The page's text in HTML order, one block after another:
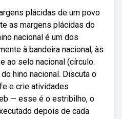
plácidas de um povo
as margens plácidas do
nacional é um dos
à bandeira nacional, às
ao selo nacional (círculo.
hino nacional. Discuta o
e crie atividades
— esse é o estribilho, o
depois de cada